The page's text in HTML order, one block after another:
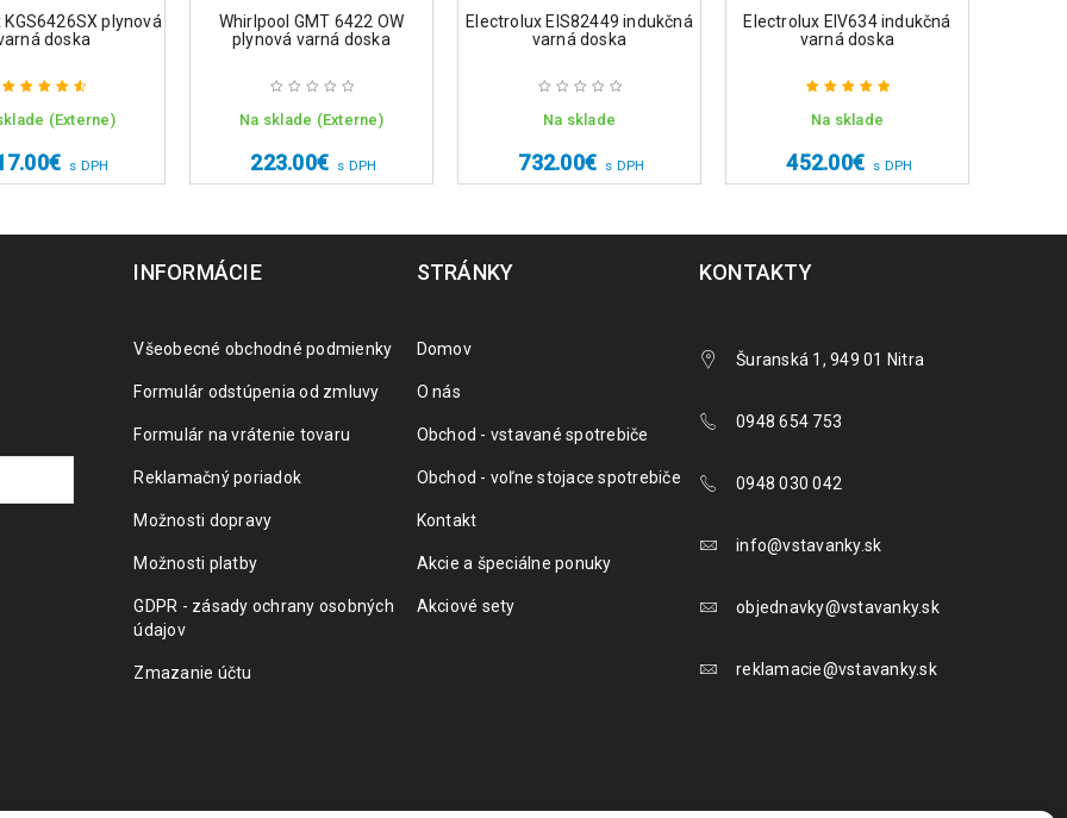
plynová
doska
Hodnotenie(Externe)
€ s DPH
Whirlpool GMT 6422 OW
plynová varná doska
Na sklade (Externe)
223.00€ s DPH
Electrolux EIS82449 indukčná
varná doska
Na sklade
732.00€ s DPH
Electrolux EIV634 indukčná
varná doska
Hodnotenie
Na sklade
452.00€ s DPH
INFORMÁCIE
Všeobecné obchodné podmienky
Formulár odstúpenia od zmluvy
Formulár na vrátenie tovaru
Reklamačný poriadok
Možnosti dopravy
Možnosti platby
GDPR - zásady ochrany osobných
údajov
Zmazanie účtu
STRÁNKY
Domov
O nás
Obchod - vstavané spotrebiče
Obchod - voľne stojace spotrebiče
Kontakt
Akcie a špeciálne ponuky
Akciové sety
KONTAKTY
Šuranská 1, 949 01 Nitra
0948 654 753
0948 030 042
info@vstavanky.sk
objednavky@vstavanky.sk
reklamacie@vstavanky.sk